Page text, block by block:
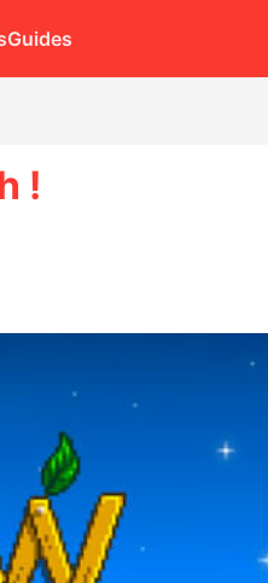
Guides
!